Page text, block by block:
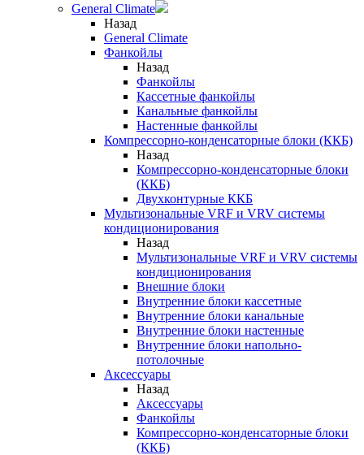
General Climate
Назад
General Climate
Фанкойлы
Назад
Фанкойлы
Кассетные фанкойлы
Канальные фанкойлы
Настенные фанкойлы
Компрессорно-конденсаторные блоки (ККБ)
Назад
Компрессорно-конденсаторные блоки
(ККБ)
Двухконтурные ККБ
Мультизональные VRF и VRV системы
кондиционирования
Назад
Мультизональные VRF и VRV системы
кондиционирования
Внешние блоки
Внутренние блоки кассетные
Внутренние блоки канальные
Внутренние блоки настенные
Внутренние блоки напольно-
потолочные
Аксессуары
Назад
Аксессуары
Фанкойлы
Компрессорно-конденсаторные блоки
(ККБ)